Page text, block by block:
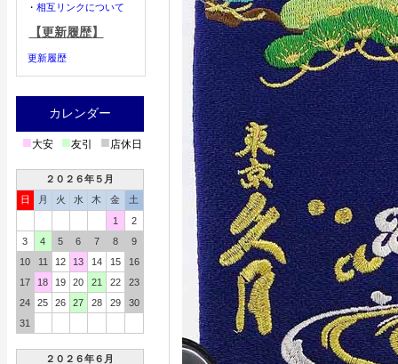
・ 相互リンクについて
【更新履歴】
更新履歴
カレンダー
■大安 ■友引 ■店休日
２０２６年５月
日
月 火 水 木 金
土
1
2
3
4 5 6 7 8
9
10
11 12 13 14 15
16
17
18 19 20 21 22
23
24
25 26 27 28 29
30
31
２０２６年６月